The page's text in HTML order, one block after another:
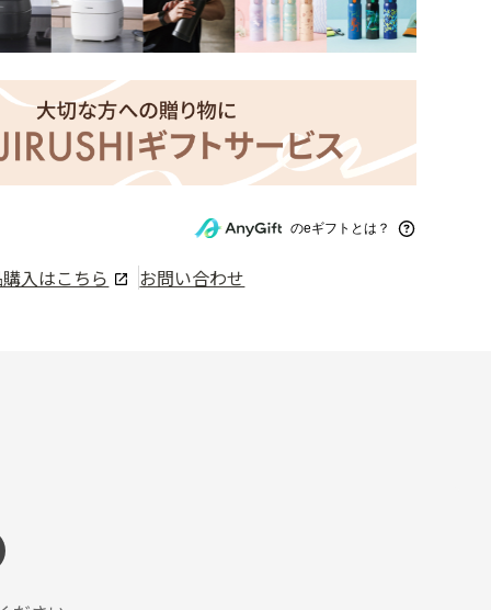
のeギフトとは？
入はこちら お問い合わせ